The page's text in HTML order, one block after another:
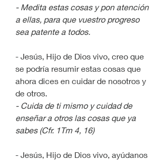
- Medita estas cosas y pon atención
a ellas, para que vuestro progreso
sea patente a todos.
- Jesús, Hijo de Dios vivo, creo que
se podría resumir estas cosas que
ahora dices en cuidar de nosotros y
de otros.
- Cuida de ti mismo y cuidad de
enseñar a otros las cosas que ya
sabes (Cfr. 1Tm 4, 16)
- Jesús, Hijo de Dios vivo, ayúdanos